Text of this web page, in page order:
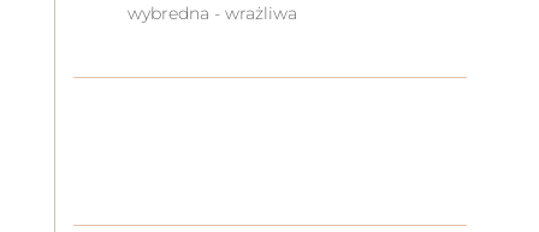
wybredna - wrażliwa